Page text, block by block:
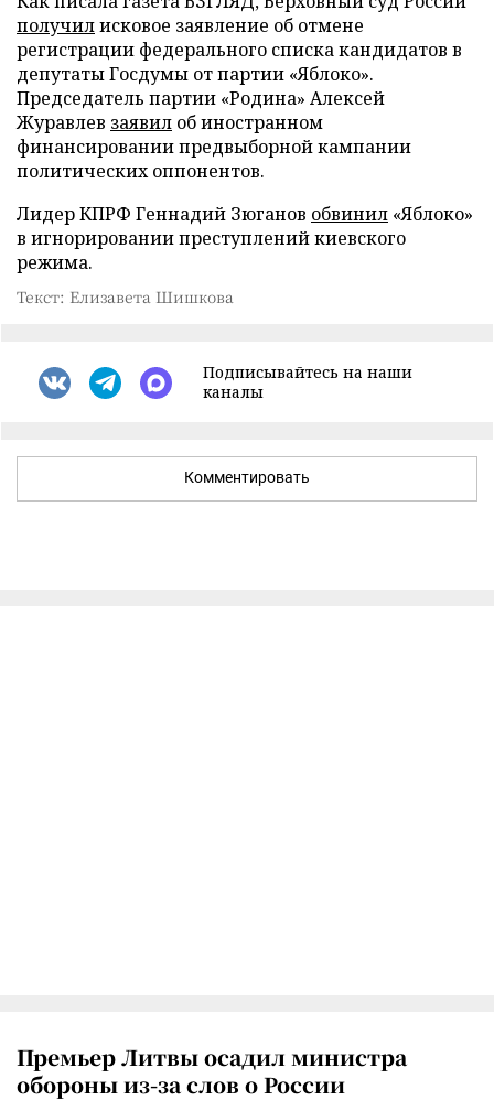
получилисковое заявление об отмене
регистрации федерального списка кандидатов в
депутаты Госдумы от партии «Яблоко».
Председатель партии «Родина» Алексей
Журавлев заявил об иностранном
финансировании предвыборной кампании
политических оппонентов.
Лидер КПРФ Геннадий Зюганов обвинил «Яблоко»
в игнорировании преступлений киевского
режима.
Текст: Елизавета Шишкова
Подписывайтесь на наши
каналы
Комментировать
Премьер Литвы осадил министра
обороны из-за слов о России